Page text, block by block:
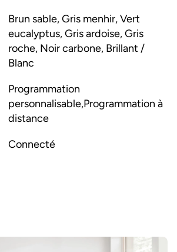
Brun sable, Gris menhir, Vert
eucalyptus, Gris ardoise, Gris
roche, Noir carbone, Brillant /
Blanc
Programmation
personnalisable,Programmation à
distance
Connecté